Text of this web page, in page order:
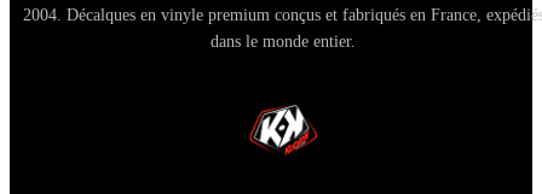
2004. Décalques en vinyle premium conçus et fabriqués en France,
dans le monde entier.